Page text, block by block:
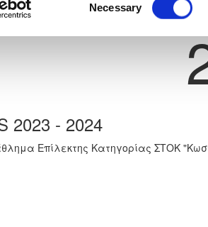
Necessary
2023 - 2024
Επίλεκτης Κατηγορίας ΣΤΟΚ